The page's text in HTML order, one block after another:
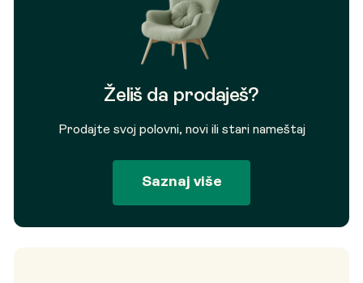
Želiš da prodaješ?
Prodajte svoj polovni, novi ili stari nameštaj
Saznaj više